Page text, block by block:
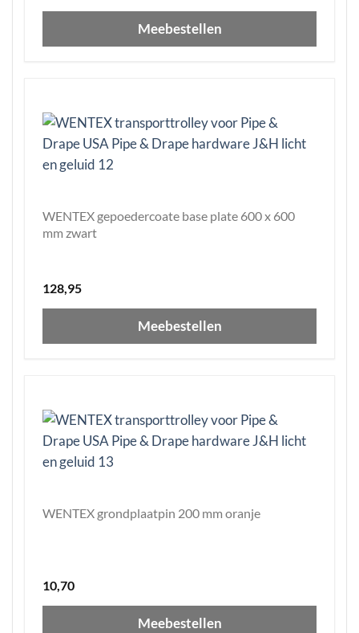
Meebestellen
WENTEX gepoedercoate base plate 600 x 600
mm zwart
128,95
Meebestellen
WENTEX grondplaatpin 200 mm oranje
10,70
Meebestellen